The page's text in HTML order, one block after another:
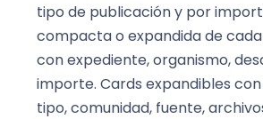
tipo de publicación y por
compacta o expandida de
con expediente, organismo,
importe. Cards expandibles
tipo, comunidad, fuente,